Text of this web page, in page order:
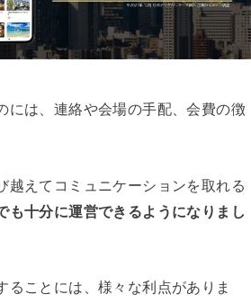
には、連絡や会場の手配、会費の徴
越えてコミュニケーションを取れる
も十分に運営できるようになりまし
ことには、様々な利点がありま